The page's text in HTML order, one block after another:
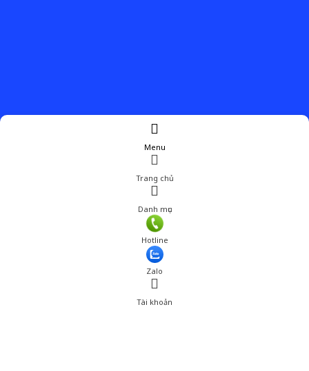
Menu
Trang chủ
Danh mục
Hotline
Zalo
Tài khoản